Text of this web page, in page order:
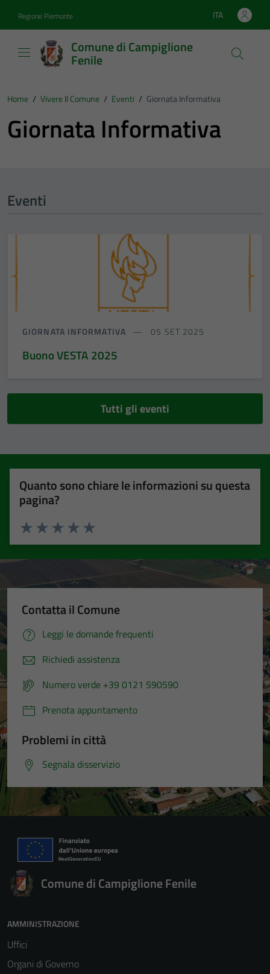
Regione Piemonte Lingua attiva:
ITA
Comune di Campiglione
Fenile
Home / Vivere Il Comune / Eventi / Giornata Informativa
Giornata Informativa
Eventi
GIORNATA INFORMATIVA 05 SET 2025
Buono VESTA 2025
Tutti gli eventi
Quanto sono chiare le informazioni su questa
pagina?
Valuta 5 stelle su 5
Valuta 4 stelle su 5
Valuta 3 stelle su 5
Valuta 2 stelle su 5
Valuta 1 stelle su 5
Contatta il Comune
Leggi le domande frequenti
Richiedi assistenza
Numero verde +39 0121 590590
Prenota appuntamento
Problemi in città
Segnala disservizio
Comune di Campiglione Fenile
AMMINISTRAZIONE
Uffici
Organi di Governo